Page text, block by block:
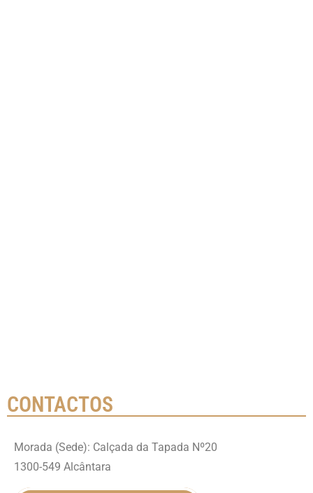
CONTACTOS
Morada (Sede): Calçada da Tapada Nº20
1300-549 Alcântara